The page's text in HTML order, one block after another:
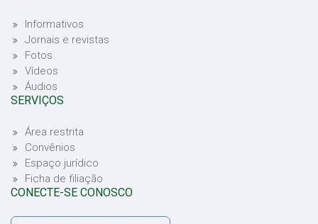
Informativos
Jornais e revistas
Fotos
Vídeos
Áudios
SERVIÇOS
Área restrita
Convênios
Espaço jurídico
Ficha de filiação
CONECTE-SE CONOSCO